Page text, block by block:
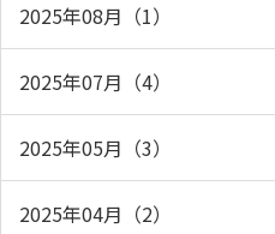
2025年08月（1）
2025年07月（4）
2025年05月（3）
2025年04月（2）